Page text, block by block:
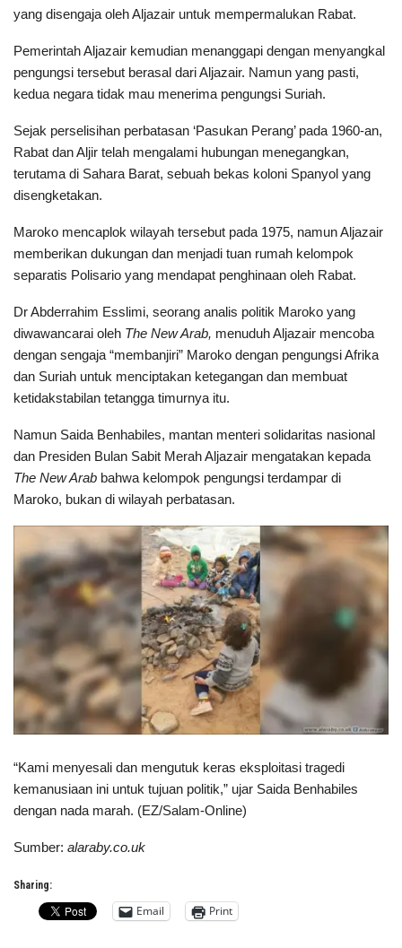
yang disengaja oleh Aljazair untuk mempermalukan Rabat.
Pemerintah Aljazair kemudian menanggapi dengan menyangkal
pengungsi tersebut berasal dari Aljazair. Namun yang pasti,
kedua negara tidak mau menerima pengungsi Suriah.
Sejak perselisihan perbatasan ‘Pasukan Perang’ pada 1960-an,
Rabat dan Aljir telah mengalami hubungan menegangkan,
terutama di Sahara Barat, sebuah bekas koloni Spanyol yang
disengketakan.
Maroko mencaplok wilayah tersebut pada 1975, namun Aljazair
memberikan dukungan dan menjadi tuan rumah kelompok
separatis Polisario yang mendapat penghinaan oleh Rabat.
Dr Abderrahim Esslimi, seorang analis politik Maroko yang
diwawancarai oleh The New Arab, menuduh Aljazair mencoba
dengan sengaja “membanjiri” Maroko dengan pengungsi Afrika
dan Suriah untuk menciptakan ketegangan dan membuat
ketidakstabilan tetangga timurnya itu.
Namun Saida Benhabiles, mantan menteri solidaritas nasional
dan Presiden Bulan Sabit Merah Aljazair mengatakan kepada
The New Arab bahwa kelompok pengungsi terdampar di
Maroko, bukan di wilayah perbatasan.
“Kami menyesali dan mengutuk keras eksploitasi tragedi
kemanusiaan ini untuk tujuan politik,” ujar Saida Benhabiles
dengan nada marah. (EZ/Salam-Online)
Sumber: alaraby.co.uk
Sharing:
Email Print